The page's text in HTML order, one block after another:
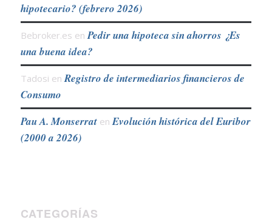
hipotecario? (febrero 2026)
Bebroker.es en Pedir una hipoteca sin ahorros ¿Es
una buena idea?
Tadosi en Registro de intermediarios financieros de
Consumo
Pau A. Monserraten Evolución histórica del Euribor
(2000 a 2026)
CATEGORÍAS